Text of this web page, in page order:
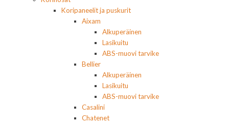
Koripaneelit ja puskurit
Aixam
Alkuperäinen
Lasikuitu
ABS-muovi tarvike
Bellier
Alkuperäinen
Lasikuitu
ABS-muovi tarvike
Casalini
Chatenet